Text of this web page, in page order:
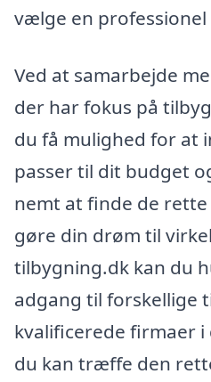
vælge en
Ved at samarbejde
der har fokus på
du få mulighed for at
passer til dit budget
nemt at finde de
gøre din drøm til
tilbygning.dk kan du
adgang til forskellige
kvalificerede firmaer
du kan træffe den